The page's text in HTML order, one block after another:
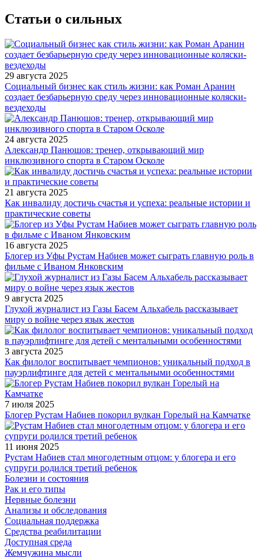
Статьи о сильных
29 августа 2025
Социальный бизнес как стиль жизни: как Роман Аранин
создает безбарьерную среду через инновационные коляски-
вездеходы
24 августа 2025
Александр Панюшов: тренер, открывающий мир
инклюзивного спорта в Старом Осколе
21 августа 2025
Как инвалиду достичь счастья и успеха: реальные истории и
практические советы
16 августа 2025
Блогер из Уфы Рустам Набиев может сыграть главную роль в
фильме с Иваном Янковским
9 августа 2025
Глухой журналист из Газы Басем Альхабель рассказывает
миру о войне через язык жестов
3 августа 2025
Как филолог воспитывает чемпионов: уникальный подход в
пауэрлифтинге для детей с ментальными особенностями
7 июля 2025
Блогер Рустам Набиев покорил вулкан Горелый на Камчатке
11 июня 2025
Рустам Набиев стал многодетным отцом: у блогера и его
супруги родился третий ребенок
Болезни и состояния
Рак и его типы
Нервные болезни
Анализы и обследования
Социальная поддержка
Средства реабилитации
Доступная среда
Жемчужина мысли